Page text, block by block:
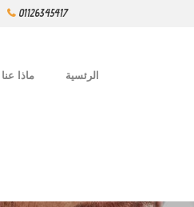
01126345417
الرئسية ماذا عنا